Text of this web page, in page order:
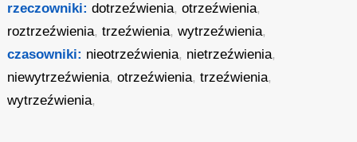
rzeczowniki: dotrzeźwienia,otrzeźwienia,
roztrzeźwienia,trzeźwienia,wytrzeźwienia,
czasowniki: nieotrzeźwienia, nietrzeźwienia,
niewytrzeźwienia,otrzeźwienia,trzeźwienia,
wytrzeźwienia,